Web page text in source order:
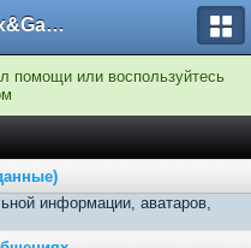
Клуб S-Max&Galaxy
помощи или воспользуйтесь
информации, аватаров,